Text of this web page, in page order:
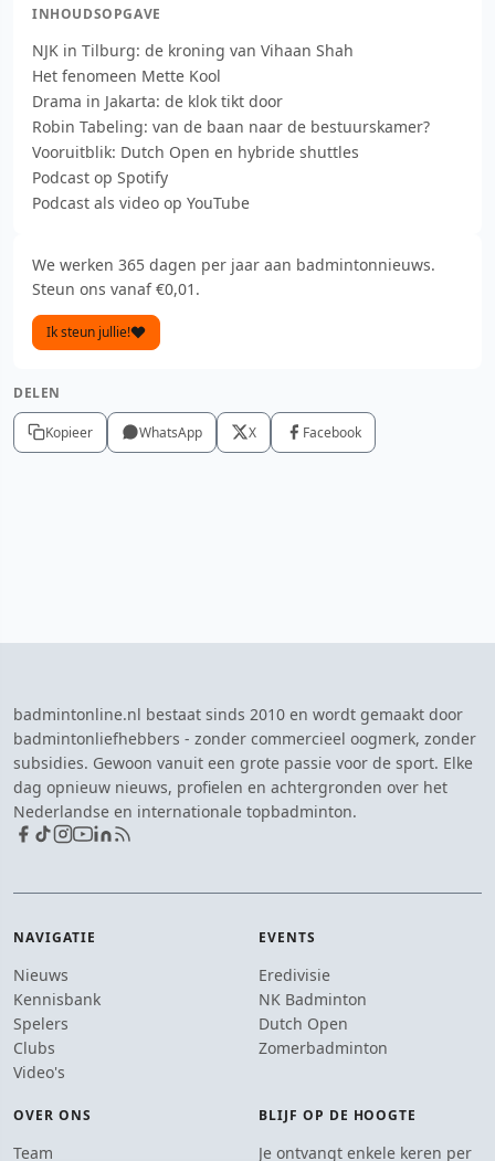
INHOUDSOPGAVE
NJK in Tilburg: de kroning van Vihaan Shah
Het fenomeen Mette Kool
Drama in Jakarta: de klok tikt door
Robin Tabeling: van de baan naar de bestuurskamer?
Vooruitblik: Dutch Open en hybride shuttles
Podcast op Spotify
Podcast als video op YouTube
We werken 365 dagen per jaar aan badmintonnieuws.
Steun ons vanaf €0,01.
Ik steun jullie!
DELEN
Kopieer WhatsApp X Facebook
badmintonline.nl bestaat sinds 2010 en wordt gemaakt door
badmintonliefhebbers - zonder commercieel oogmerk, zonder
subsidies. Gewoon vanuit een grote passie voor de sport. Elke
dag opnieuw nieuws, profielen en achtergronden over het
Nederlandse en internationale topbadminton.
NAVIGATIE
Nieuws
Kennisbank
Spelers
Clubs
Video's
EVENTS
Eredivisie
NK Badminton
Dutch Open
Zomerbadminton
OVER ONS
Team
BLIJF OP DE HOOGTE
Je ontvangt enkele keren per